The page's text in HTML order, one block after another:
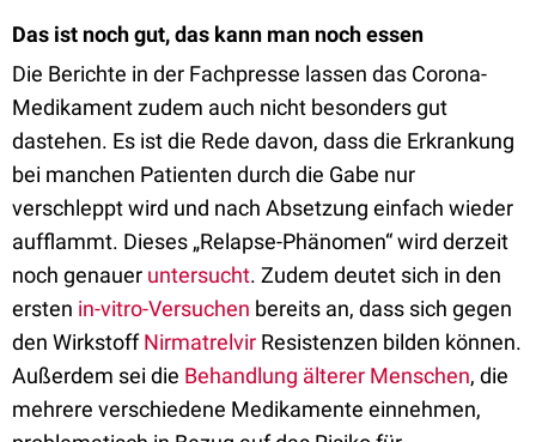
Das ist noch gut, das kann man noch essen
Die Berichte in der Fachpresse lassen das Corona-
Medikament zudem auch nicht besonders gut
dastehen. Es ist die Rede davon, dass die Erkrankung
bei manchen Patienten durch die Gabe nur
verschleppt wird und nach Absetzung einfach wieder
aufflammt. Dieses „Relapse-Phänomen“ wird derzeit
noch genauer untersucht. Zudem deutet sich in den
ersten in-vitro-Versuchen bereits an, dass sich gegen
den WirkstoffNirmatrelvir Resistenzen bilden können.
Außerdem sei die Behandlung älterer Menschen, die
mehrere verschiedene Medikamente einnehmen,